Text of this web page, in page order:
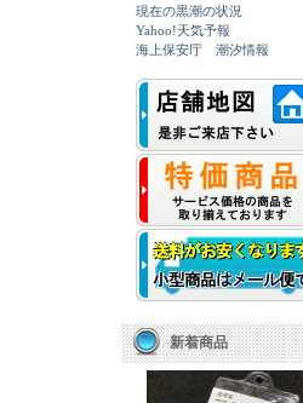
現在の黒潮の状況
Yahoo!天気予報
海上保安庁 潮汐情報
新着商品